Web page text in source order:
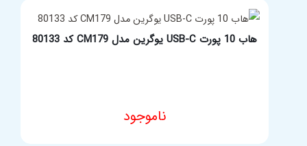
بود.
هاب 10 پورت USB-C یوگرین مدل CM179 کد 80133
ناموجود